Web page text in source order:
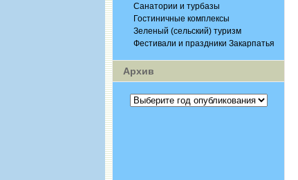
Санатории и турбазы
Гостиничные комплексы
Зеленый (сельский) туризм
Фестивали и праздники Закарпатья
Архив